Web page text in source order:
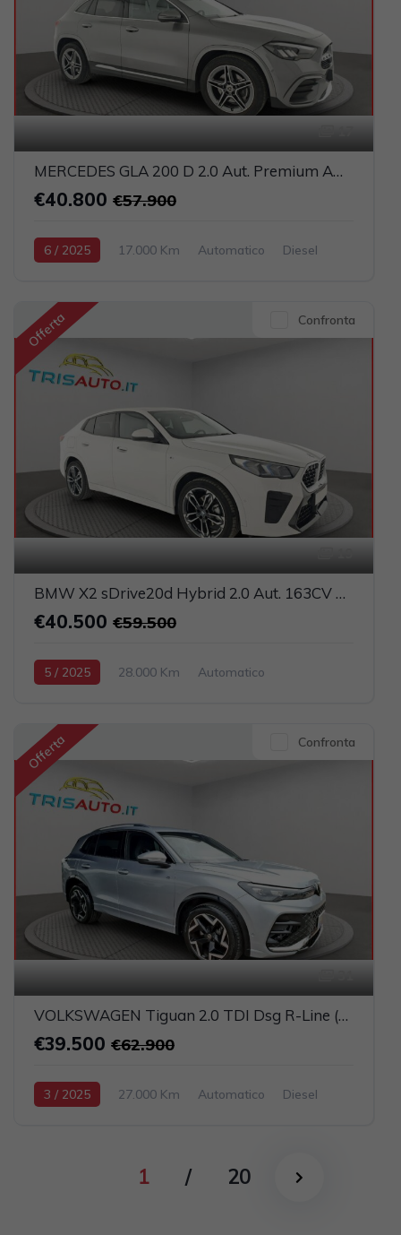
MERCEDES GLA 200 D 2.0 Aut. Premium AMG (FULL LED+PELLE)
€40.800 €57.900
6 / 2025 17.000 Km Automatico
Diesel
Offerta Confronta
BMW X2 sDrive20d Hybrid 2.0 Aut. 163CV M Sport (FULL LED+PELLE+NAVI)
€40.500 €59.500
5 / 2025 28.000 Km
Automatico
1995cc 150CV / 110KW
Offerta Confronta
VOLKSWAGEN Tiguan 2.0 TDI Dsg R-Line (FULL LED+NAVI+PELLE)
€39.500 €62.900
3 / 2025 27.000 Km Automatico
Diesel
1 / 20